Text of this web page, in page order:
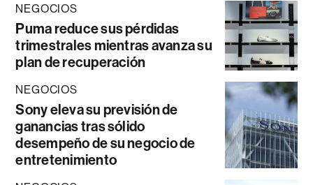
NEGOCIOS
Puma reduce sus pérdidas
trimestrales mientras avanza su
plan de recuperación
NEGOCIOS
Sony eleva su previsión de
ganancias tras sólido
desempeño de su negocio de
entretenimiento